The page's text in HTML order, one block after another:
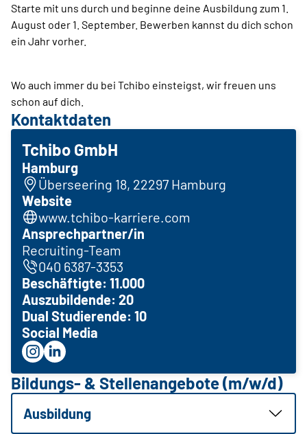
Starte mit uns durch und beginne deine Ausbildung zum 1.
August oder 1. September. Bewerben kannst du dich schon
ein Jahr vorher.
Wo auch immer du bei Tchibo einsteigst, wir freuen uns
schon auf dich.
Kontaktdaten
Tchibo GmbH
Hamburg
Überseering 18, 22297 Hamburg
Website
www.tchibo-karriere.com
Ansprechpartner/in
Recruiting-Team
040 6387-3353
Beschäftigte: 11.000
Auszubildende: 20
Dual Studierende: 10
Social Media
Bildungs- & Stellenangebote (m/w/d)
Ausbildung